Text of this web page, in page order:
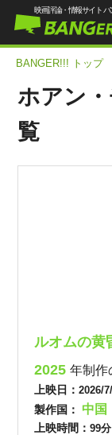
映画評論・情報サイト バ
BANGER!!! トップ
ホアン
覧
ルオムの黄
2025年制作
上映日：2026/
製作国： 中国
上映時間：99分